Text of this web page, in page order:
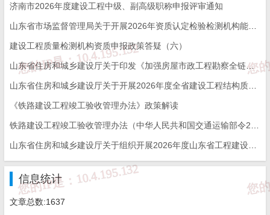
济南市2026年度建设工程中级、副高级职称申报评审通知
建设工程质量检测机构资质申报政策答疑（六）
山东省住房和城乡建设厅关于印发《加强房屋市政工程勘察全链条管理实施方案》的通知
《铁路建设工程竣工验收管理办法》政策解读
信息统计
文章总数:1637